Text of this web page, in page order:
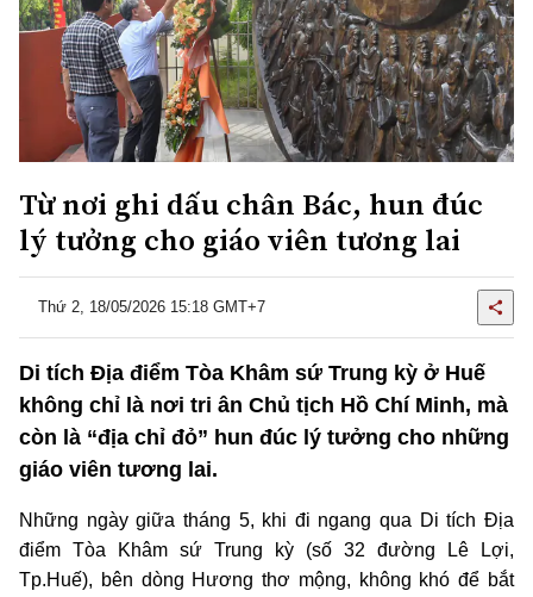
Từ nơi ghi dấu chân Bác, hun đúc
lý tưởng cho giáo viên tương lai
Thứ 2, 18/05/2026 15:18 GMT+7
Di tích Địa điểm Tòa Khâm sứ Trung kỳ ở Huế
không chỉ là nơi tri ân Chủ tịch Hồ Chí Minh, mà
còn là “địa chỉ đỏ” hun đúc lý tưởng cho những
giáo viên tương lai.
Những ngày giữa tháng 5, khi đi ngang qua Di tích Địa
điểm Tòa Khâm sứ Trung kỳ (số 32 đường Lê Lợi,
Tp.Huế), bên dòng Hương thơ mộng, không khó để bắt